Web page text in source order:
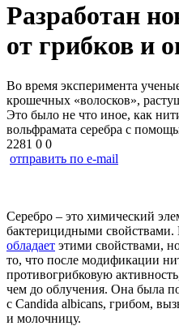
Разработан
от грибков и
Во время эксперимента
крошечных «волосков»,
Это было не что иное, как
вольфрамата серебра с
2281 0 0
отправить по e-mail
Серебро – это химический
бактерицидными свойствами.
обладает этими свойствами,
то, что после модификации
противогрибковую
чем до облучения. Она была
с Candida albicans, грибом,
и молочницу.